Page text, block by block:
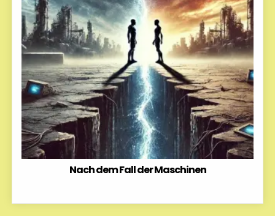
Nach dem Fall der Maschinen